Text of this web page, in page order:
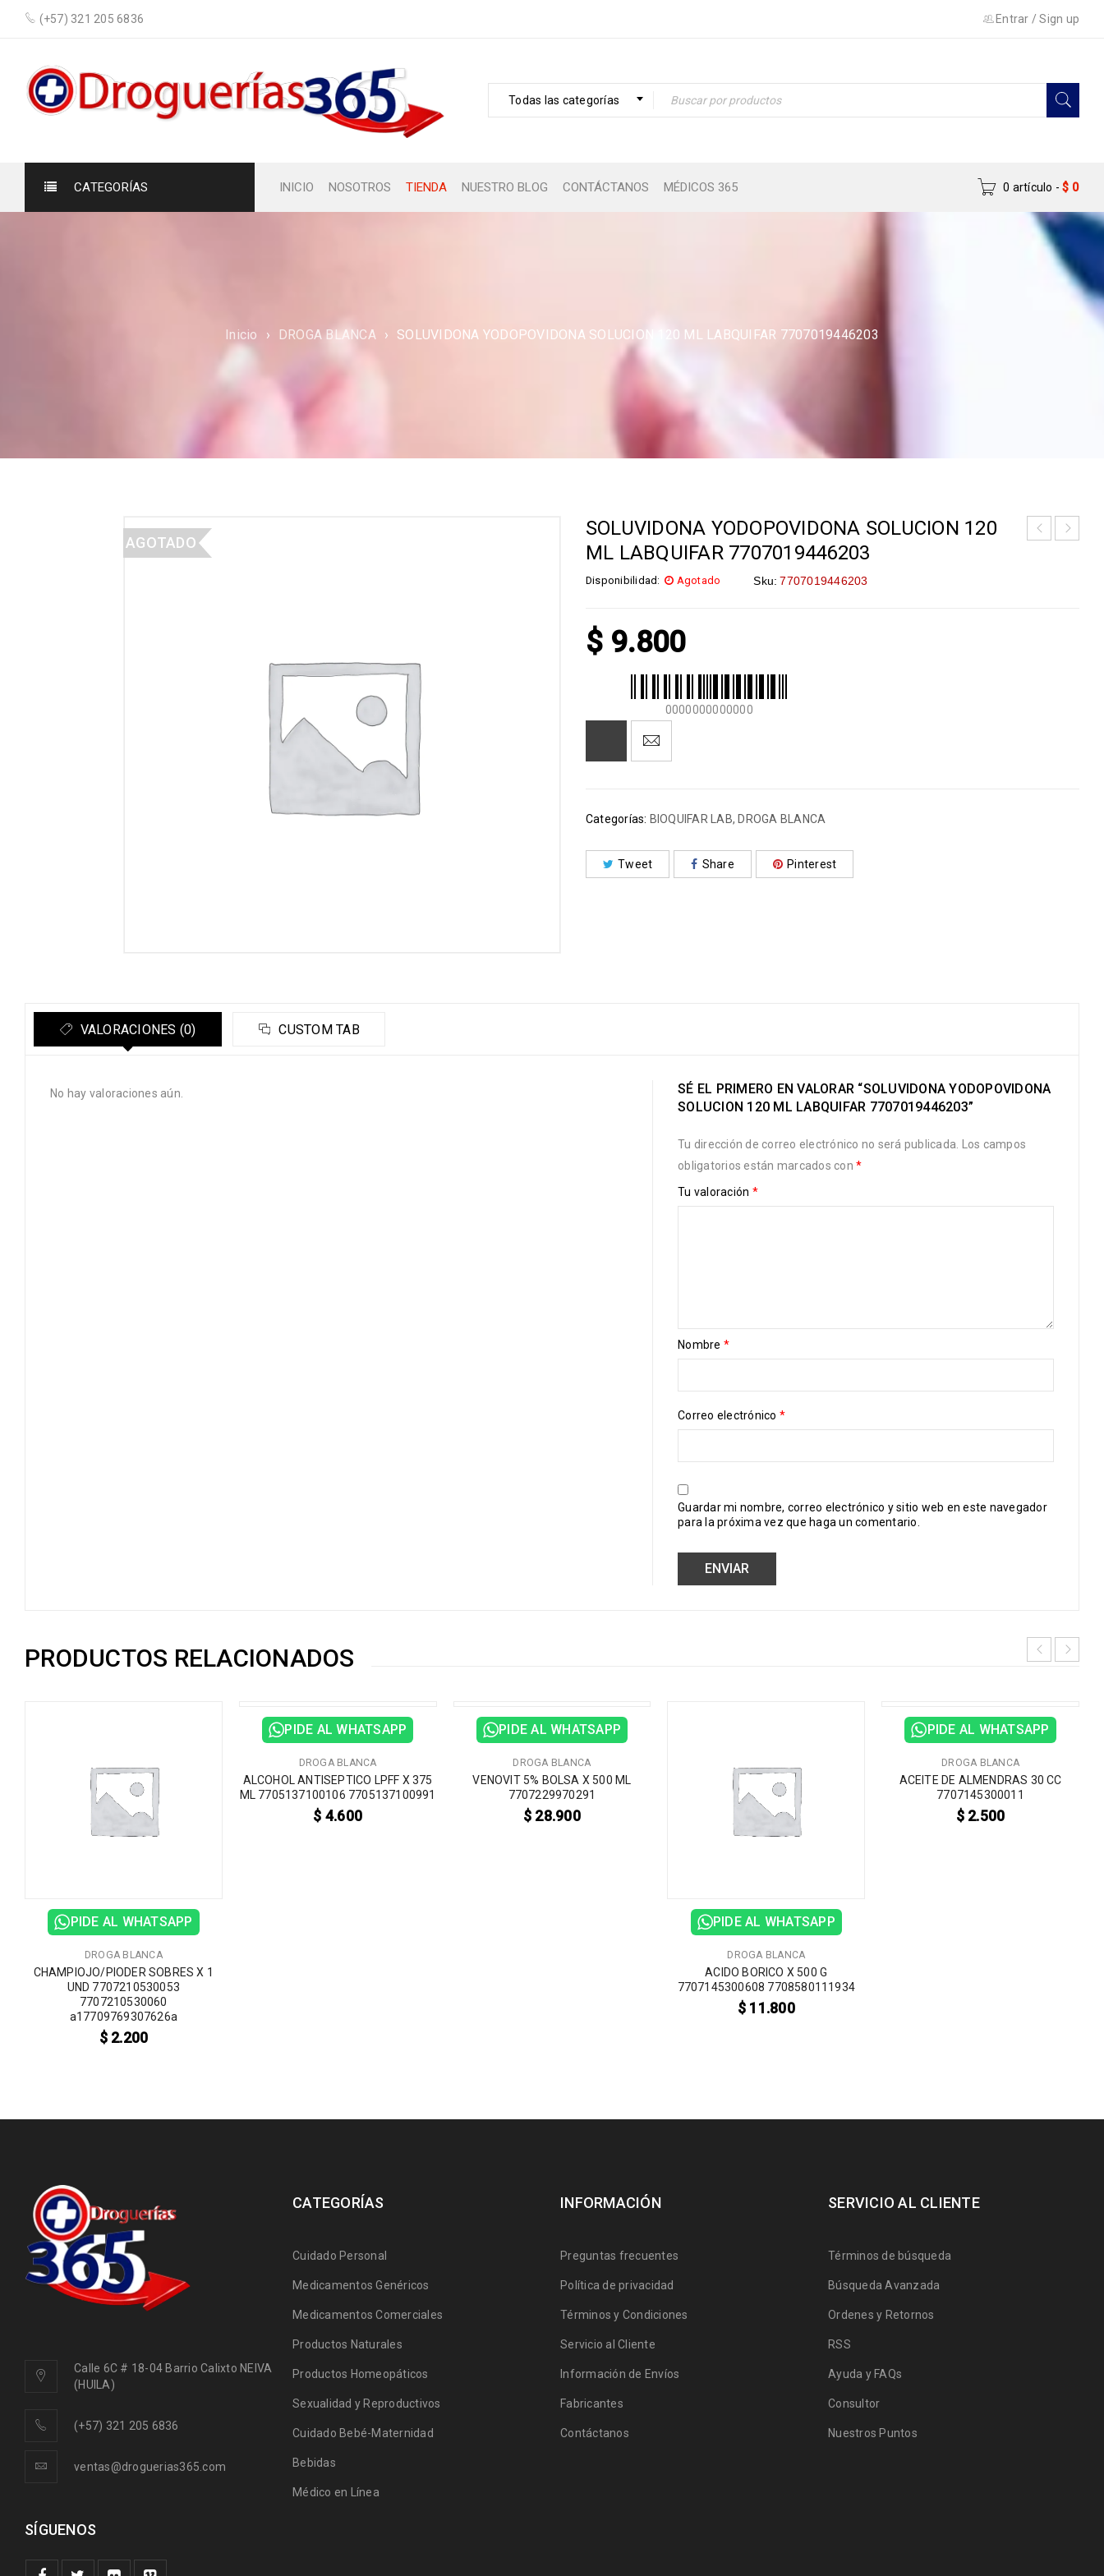
(+57) 321 205 6836 Entrar /Sign up
Todas las categorías
CATEGORÍAS INICIO NOSOTROS TIENDA NUESTRO BLOG CONTÁCTANOS MÉDICOS 365 0 artículo - $ 0
Inicio › DROGA BLANCA › SOLUVIDONA YODOPOVIDONA SOLUCION 120 ML LABQUIFAR 7707019446203
AGOTADO
SOLUVIDONA YODOPOVIDONA SOLUCION 120
ML LABQUIFAR 7707019446203
Disponibilidad: Agotado Sku: 7707019446203
$ 9.800
0000000000000
Categorías: BIOQUIFAR LAB, DROGA BLANCA
Tweet Share Pinterest
VALORACIONES (0) CUSTOM TAB
No hay valoraciones aún.
SÉ EL PRIMERO EN VALORAR “SOLUVIDONA YODOPOVIDONA
SOLUCION 120 ML LABQUIFAR 7707019446203”
Tu dirección de correo electrónico no será publicada.
Los campos
obligatorios están marcados con*
Tu valoración *
Nombre *
Correo electrónico *
Guardar mi nombre, correo electrónico y sitio web en este navegador
para la próxima vez que haga un comentario.
PRODUCTOS RELACIONADOS
PIDE AL WHATSAPP
DROGA BLANCA
CHAMPIOJO/PIODER SOBRES X 1
UND 7707210530053
7707210530060
a17709769307626a
$2.200
PIDE AL WHATSAPP
DROGA BLANCA
ALCOHOL ANTISEPTICO LPFF X 375
ML 7705137100106 7705137100991
$ 4.600
PIDE AL WHATSAPP
DROGA BLANCA
VENOVIT 5% BOLSA X 500 ML
7707229970291
$ 28.900
PIDE AL WHATSAPP
DROGA BLANCA
ACIDO BORICO X 500 G
7707145300608 7708580111934
$ 11.800
PIDE AL WHATSAPP
DROGA BLANCA
ACEITE DE ALMENDRAS 30 CC
7707145300011
$2.500
Calle 6C # 18-04 Barrio Calixto NEIVA
(HUILA)
(+57) 321 205 6836
ventas@droguerias365.com
SÍGUENOS
CATEGORÍAS
Cuidado Personal
Medicamentos Genéricos
Medicamentos Comerciales
Productos Naturales
Productos Homeopáticos
Sexualidad y Reproductivos
Cuidado Bebé-Maternidad
Bebidas
Médico en Línea
INFORMACIÓN
Preguntas frecuentes
Política de privacidad
Términos y Condiciones
Servicio al Cliente
Información de Envíos
Fabricantes
Contáctanos
SERVICIO AL CLIENTE
Términos de búsqueda
Búsqueda Avanzada
Ordenes y Retornos
RSS
Ayuda y FAQs
Consultor
Nuestros Puntos